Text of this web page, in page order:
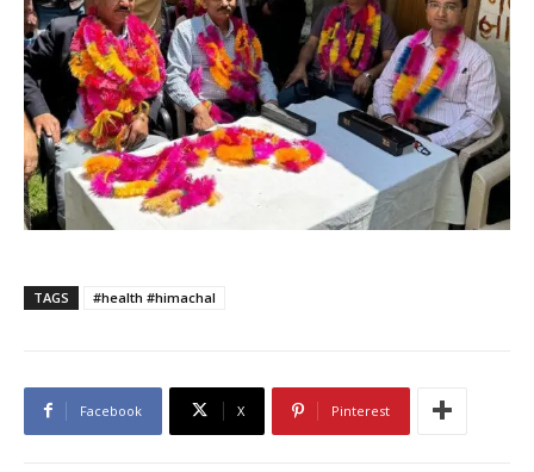
TAGS #health #himachal
Facebook X Pinterest